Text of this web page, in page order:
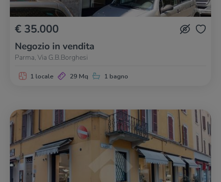
€ 35.000
Negozio in vendita
Parma, Via G.B.Borghesi
1 locale 29 Mq 1 bagno